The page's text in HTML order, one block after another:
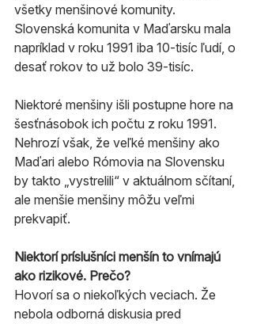
všetky menšinové komunity.
Slovenská komunita v Maďarsku mala
napríklad v roku 1991 iba 10-tisíc ľudí, o
desať rokov to už bolo 39-tisíc.
Niektoré menšiny išli postupne hore na
šesťnásobok ich počtu z roku 1991.
Nehrozí však, že veľké menšiny ako
Maďari alebo Rómovia na Slovensku
by takto „vystrelili“ v aktuálnom sčítaní,
ale menšie menšiny môžu veľmi
prekvapiť.
Niektorí príslušníci menšín to vnímajú
ako rizikové. Prečo?
Hovorí sa o niekoľkých veciach. Že
nebola odborná diskusia pred